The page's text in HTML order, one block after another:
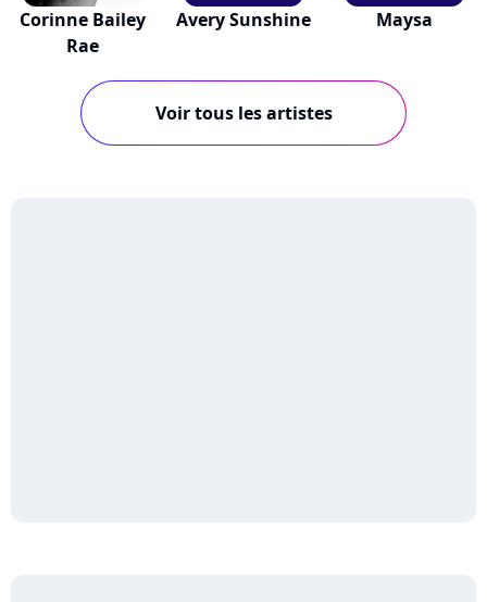
Corinne Bailey
Rae
Avery Sunshine Maysa
Voir tous les artistes